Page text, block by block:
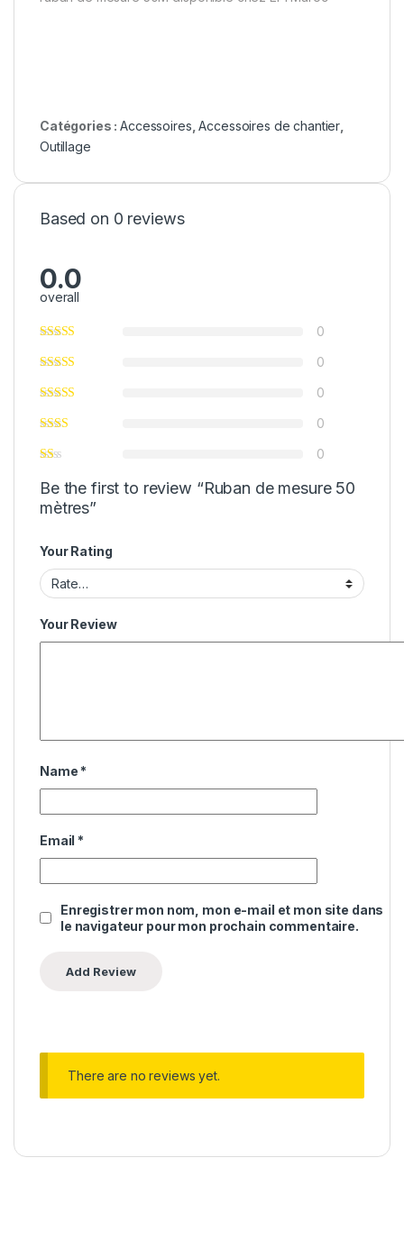
Catégories :Accessoires ,Accessoires de chantier
Outillage
Based on 0 reviews
0.0
overall
0
0
0
0
0
Be the first to review “Ruban de mesure 50
mètres”
Your Rating
Your Review
Name *
Email *
Enregistrer mon nom, mon e-mail et mon site dans
le navigateur pour mon prochain commentaire.
There are no reviews yet.